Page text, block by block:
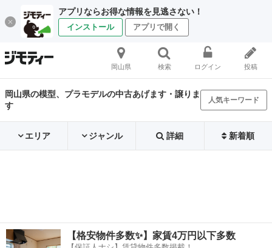
アプリならお得な情報を見逃さない！
インストール アプリで開く
岡山県 検索 ログイン 投稿
岡山県の模型、プラモデルの中古あげます・譲りま
す
人気キーワード
エリア ジャンル 詳細 新着順
【格安物件多数✨】家賃4万円以下多数